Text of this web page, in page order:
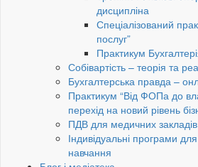
дисципліна
Спеціалізований
послуг”
Практикум
Собівартість – теорія та
Бухгалтерська правда –
Практикум “Від ФОПа до
перехід на новий рівень
ПДВ для медичних закладів
Індивідуальні програми
навчання